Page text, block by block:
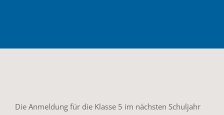
Die Anmeldung für die Klasse 5 im nächsten Schuljahr